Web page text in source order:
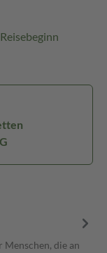
Menschen, die an